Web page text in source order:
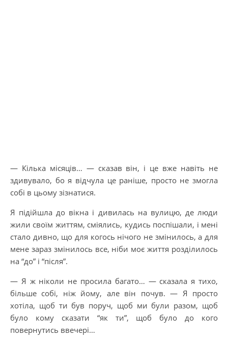
— Кілька місяців… — сказав він, і це вже навіть не
здивувало, бо я відчула це раніше, просто не змогла
собі в цьому зізнатися.
Я підійшла до вікна і дивилась на вулицю, де люди
жили своїм життям, сміялись, кудись поспішали, і мені
стало дивно, що для когось нічого не змінилось, а для
мене зараз змінилось все, ніби моє життя розділилось
на “до” і “після”.
— Я ж ніколи не просила багато… — сказала я тихо,
більше собі, ніж йому, але він почув. — Я просто
хотіла, щоб ти був поруч, щоб ми були разом, щоб
було кому сказати “як ти”, щоб було до кого
повернутись ввечері…